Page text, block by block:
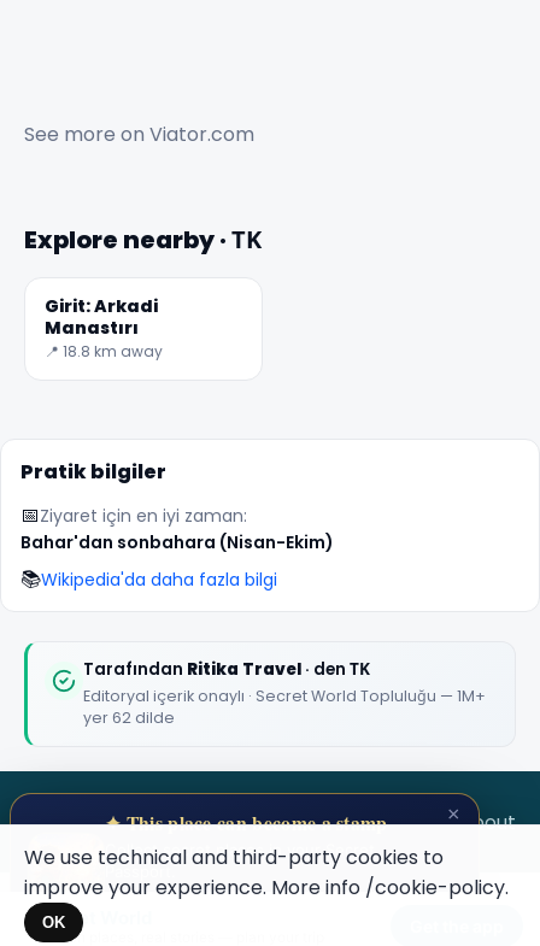
See more on Viator.com
Explore nearby · ΤΚ
Girit: Arkadi
Manastırı
📍 18.8 km away
Pratik bilgiler
📅Ziyaret için en iyi zaman:
Bahar'dan sonbahara (Nisan-Ekim)
📚Wikipedia'da daha fazla bilgi
Tarafından Ritika Travel · den ΤΚ
Editoryal içerik onaylı · Secret World Topluluğu — 1M+
yer 62 dilde
SECRET WORLD TermsPrivacyAbout
🏆🏆 #1 Trip Planner 2026
★★★★★
Keep Exploring the World
Maybe later
We use technical and third-party cookies to
improve your experience. More info /cookie-policy.
OK
× Secret World
Hidden places, real stories — plan your trip
×
✦ This place can become a stamp
Collect secret places in your Secret